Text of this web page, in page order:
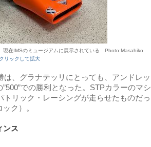
現在IMSのミュージアムに展示されている Photo:Masahiko
クリックして拡大
、グラナテッリにとっても、アンドレッ
での勝利となった。STPカラーのマシ
リック・レーシングが走らせたものだっ
ク）。
ンス